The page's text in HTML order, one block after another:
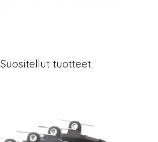
Suositellut tuotteet